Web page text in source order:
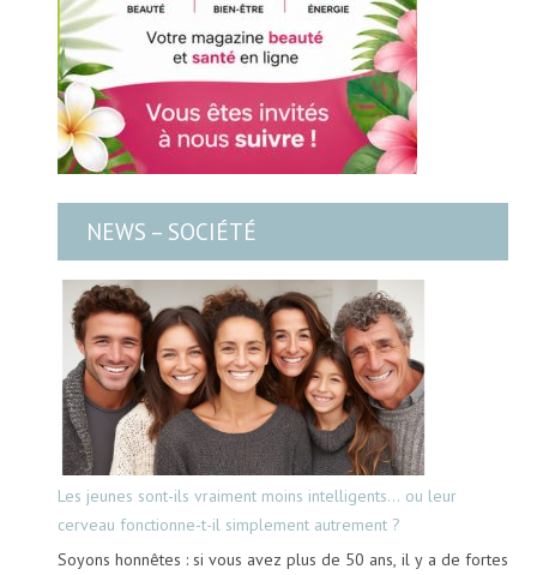
NEWS – SOCIÉTÉ
Les jeunes sont-ils vraiment moins intelligents… ou leur
cerveau fonctionne-t-il simplement autrement ?
Soyons honnêtes : si vous avez plus de 50 ans, il y a de fortes